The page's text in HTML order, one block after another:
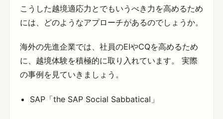
こうした越境適応力とでもいうべき力を高めるため
には、どのようなアプローチがあるのでしょうか。
海外の先進企業では、社員のEIやCQを高めるため
に、越境体験を積極的に取り入れています。 実際
の事例を見ていきましょう。
SAP「the SAP Social Sabbatical」